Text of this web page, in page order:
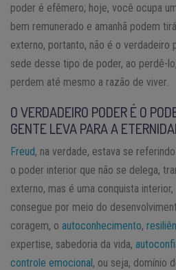
poder é efêmero; hoje, você ocupa
bem remunerado e amanhã podem
externo, portanto, não é o verdadeiro
sede desse tipo de poder, ao perdê-
perdem até mesmo a razão de viver.
O VERDADEIRO PODER É O
GENTE LEVA PARA A
Freud, na verdade, estava se
o poder interior que não se delega,
externo, mas é uma conquista
consegue por meio do
coragem, o autoconhecimento,
expertise, sabedoria da vida,
controle emocional, ou seja, domínio